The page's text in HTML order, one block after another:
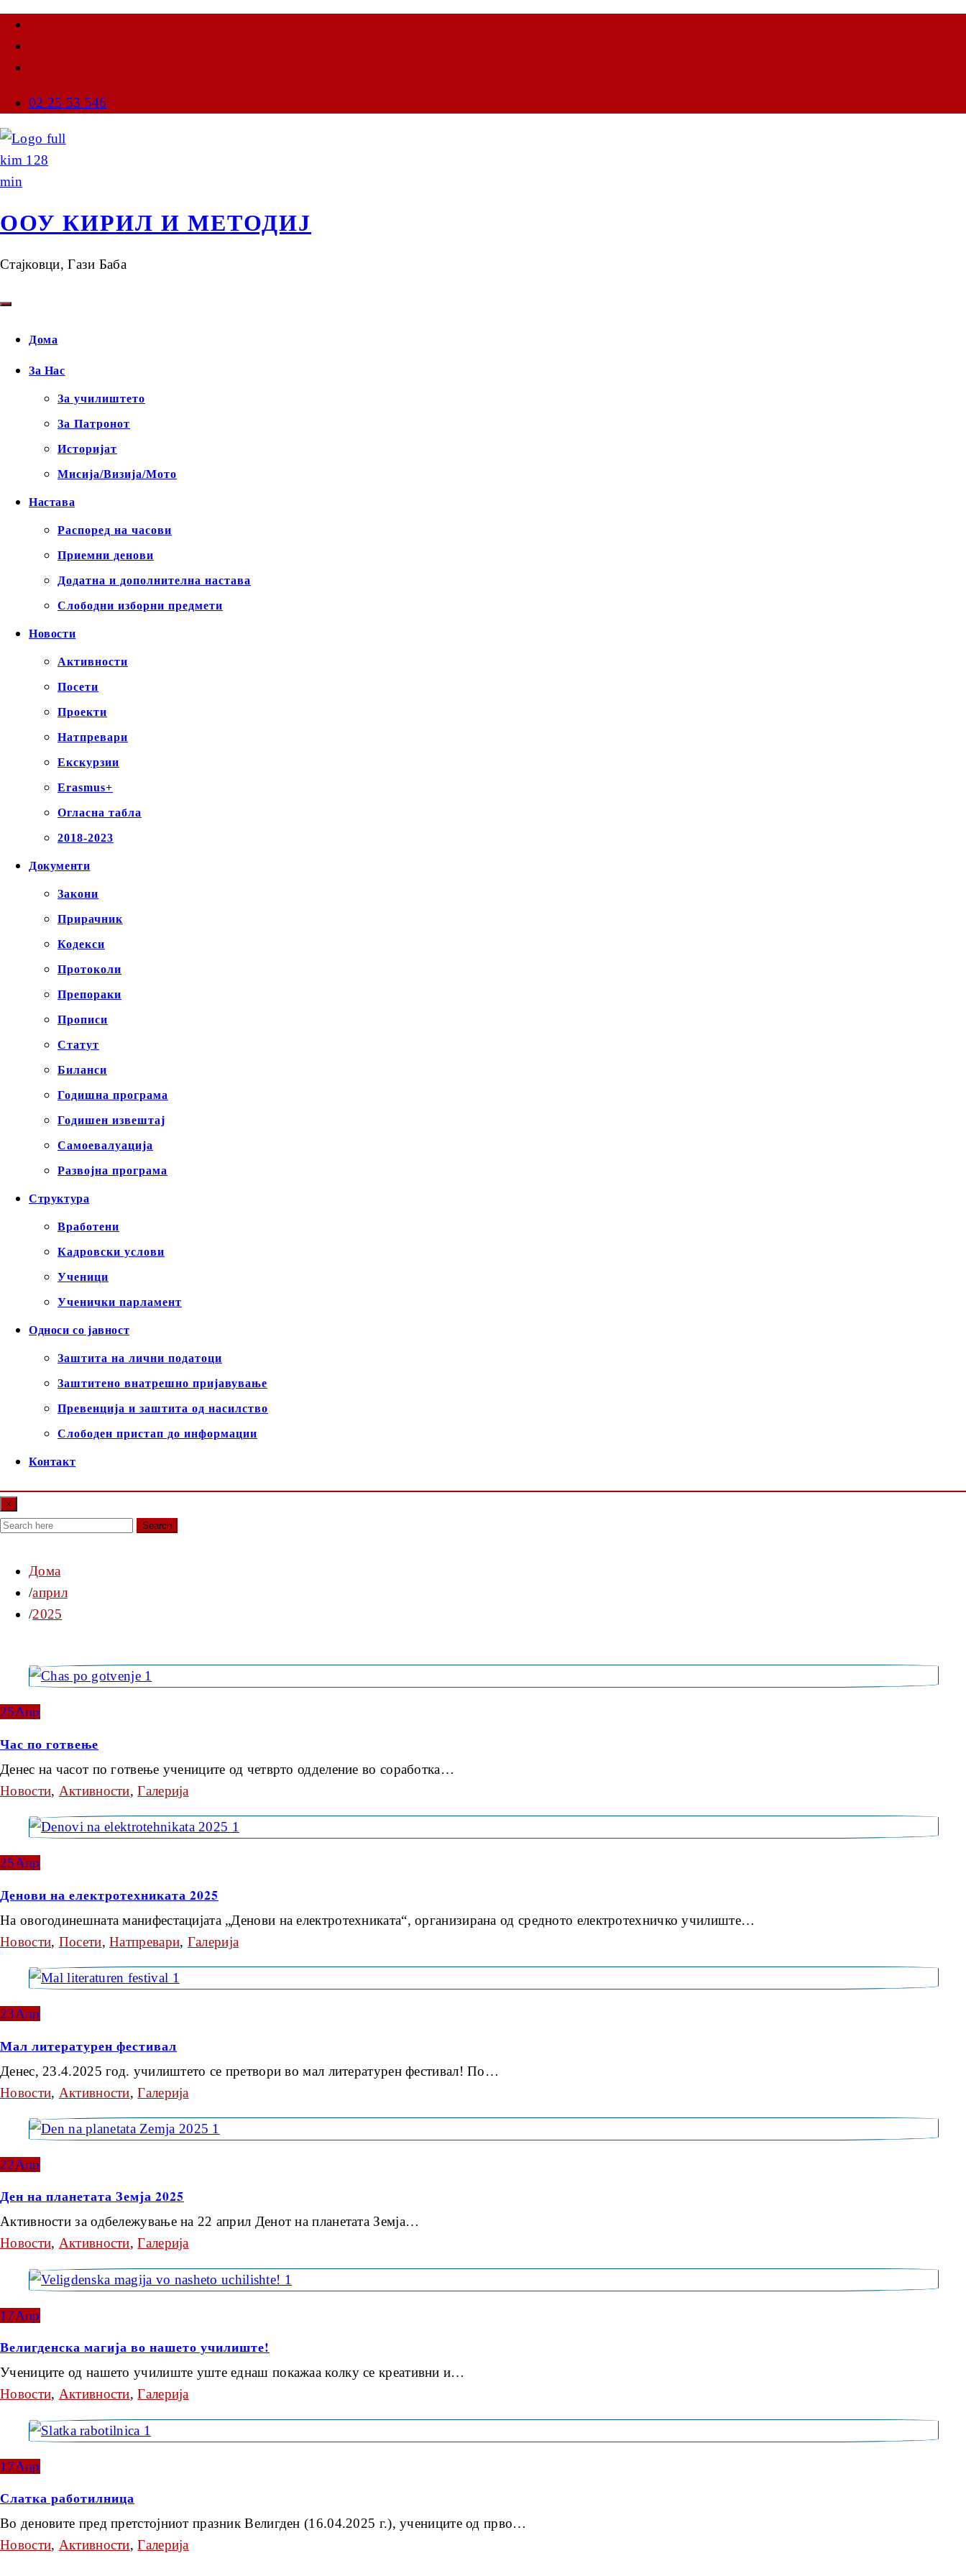
02 25 53 546
ООУ КИРИЛ И МЕТОДИЈ
Стајковци, Гази Баба
Дома
За Нас
За училиштето
За Патронот
Историјат
Мисија/Визија/Мото
Настава
Распоред на часови
Приемни денови
Додатна и дополнителна настава
Слободни изборни предмети
Новости
Активности
Посети
Проекти
Натпревари
Екскурзии
Erasmus+
Огласна табла
2018-2023
Документи
Закони
Прирачник
Кодекси
Протоколи
Препораки
Прописи
Статут
Биланси
Годишна програма
Годишен извештај
Самоевалуација
Развојна програма
Структура
Вработени
Кадровски услови
Ученици
Ученички парламент
Односи со јавност
Заштита на лични податоци
Заштитено внатрешно пријавување
Превенција и заштита од насилство
Слободен пристап до информации
Контакт
×
Search
Дома
април
2025
25Апр
Час по готвење
Денес на часот по готвење учениците од четврто одделение во соработка…
Новости, Активности,Галерија
25Апр
Денови на електротехниката 2025
На овогодинешната манифестацијата „Денови на електротехниката“, организирана од средното електротехничко училиште…
Новости, Посети,Натпревари, Галерија
23Апр
Мал литературен фестивал
Денес, 23.4.2025 год. училиштето се претвори во мал литературен фестивал! По…
Новости, Активности,Галерија
22Апр
Ден на планетата Земја 2025
Активности за одбележување на 22 април Денот на планетата Земја…
Новости, Активности,Галерија
17Апр
Велигденска магија во нашето училиште!
Учениците од нашето училиште уште еднаш покажаа колку се креативни и…
Новости, Активности,Галерија
17Апр
Слатка работилница
Во деновите пред претстојниот празник Велигден (16.04.2025 г.), учениците од прво…
Новости, Активности,Галерија